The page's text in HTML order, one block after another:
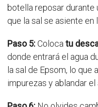
botella reposar
que la sal se asiente en
Paso 5:Coloca tu
donde entrará el agua
la sal de Epsom, lo que
impurezas y ablandar el